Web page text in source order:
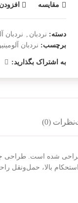
مقایسه
دسته: نردبان , نردبان
برچسب: نردبان
به اشتراک بگذارید:
نظرات (0)
شده است. طراحی
بالا،